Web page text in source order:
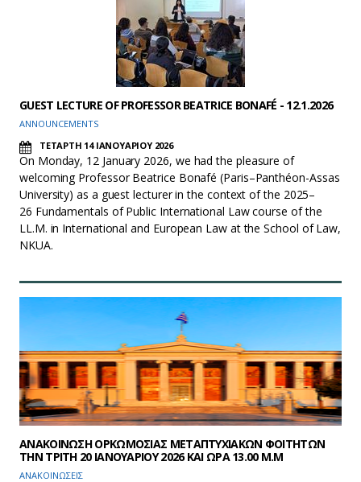
GUEST LECTURE OF PROFESSOR BEATRICE BONAFÉ - 12.1.2026
ANNOUNCEMENTS
ΤΕΤΑΡΤΗ 14 ΙΑΝΟΥΑΡΙΟΥ 2026
On Monday, 12 January 2026, we had the pleasure of
welcoming Professor Beatrice Bonafé (Paris–Panthéon-Assas
University) as a guest lecturer in the context of the 2025–
26 Fundamentals of Public International Law course of the
LL.M. in International and European Law at the School of Law,
NKUA.
ΑΝΑΚΟΙΝΩΣΗ ΟΡΚΩΜΟΣΙΑΣ ΜΕΤΑΠΤΥΧΙΑΚΩΝ ΦΟΙΤΗΤΩΝ
ΤΗΝ ΤΡΙΤΗ 20 ΙΑΝΟΥΑΡΙΟΥ 2026 ΚΑΙ ΩΡΑ 13.00 Μ.Μ
ΑΝΑΚΟΙΝΩΣΕΙΣ